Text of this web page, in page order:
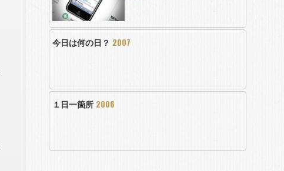
今日は何の日？ 2007
１日一箇所 2006